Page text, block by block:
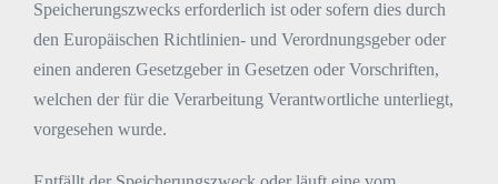
Speicherungszwecks erforderlich ist oder sofern dies durch
den Europäischen Richtlinien- und Verordnungsgeber oder
einen anderen Gesetzgeber in Gesetzen oder Vorschriften,
welchen der für die Verarbeitung Verantwortliche unterliegt,
vorgesehen wurde.